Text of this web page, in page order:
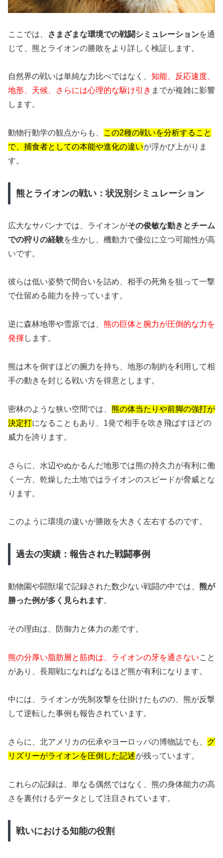
ここでは、 さまざまな環境での戦闘シミュレーションを通
じて、熊とライオンの勝敗をより詳しく検証します。
自然界の戦いは単純な力比べではなく、 知能、反応速度、
地形、天候、さらには心理的な駆け引き までが複雑に影響
します。
動物行動学の観点からも、
この2種の戦いを分析すること
で、捕食者としての本能や進化の違いが浮かび上がりま
す。
熊とライオンの戦い：状況別シミュレーション
広大なサバンナでは、ライオンがその俊敏な動きとチーム
での狩りの経験を生かし、機動力で優位に立つ可能性が高
いです。
彼らは低い姿勢で間合いを詰め、相手の死角を狙って一撃
で仕留める能力を持っています。
逆に森林地帯や雪原では、 熊の巨体と腕力が圧倒的な力を
発揮 します。
熊は木を倒すほどの腕力を持ち、地形の制約を利用して相
手の動きを封じる戦い方を得意とします。
密林のような狭い空間では、 熊の体当たりや前脚の強打が
決定打になることもあり、1発で相手を吹き飛ばすほどの
威力を誇ります。
さらに、水辺やぬかるんだ地形では熊の持久力が有利に働
く一方、乾燥した土地ではライオンのスピードが脅威とな
ります。
このように環境の違いが勝敗を大きく左右するのです。
過去の実績：報告された戦闘事例
動物園や闘獣場で記録された数少ない戦闘の中では、 熊が
勝った例が多く見られます。
その理由は、防御力と体力の差です。
熊の分厚い脂肪層と筋肉は、ライオンの牙を通さないこと
があり、長期戦になればなるほど熊が有利になります。
中には、ライオンが先制攻撃を仕掛けたものの、熊が反撃
して逆転した事例も報告されています。
さらに、北アメリカの伝承やヨーロッパの博物誌でも、 グ
リズリーがライオンを圧倒した記述が残っています。
これらの記録は、単なる偶然ではなく、熊の身体能力の高
さを裏付けるデータとして注目されています。
戦いにおける知能の役割